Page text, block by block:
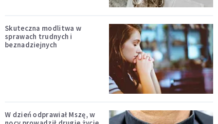
Skuteczna modlitwa w
sprawach trudnych i
beznadziejnych
W dzień odprawiał Mszę, w